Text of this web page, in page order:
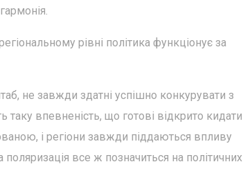
рівні політика функціонує за
не завжди здатні успішно конкурувати з
таку впевненість, що готові відкрито кидати
і регіони завжди піддаються впливу
поляризація все ж позначиться на політичних